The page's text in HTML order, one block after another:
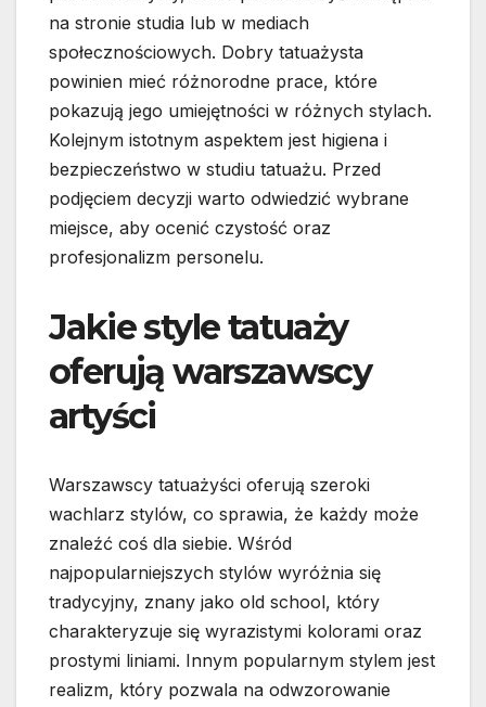
na stronie studia lub w mediach
społecznościowych. Dobry tatuażysta
powinien mieć różnorodne prace, które
pokazują jego umiejętności w różnych stylach.
Kolejnym istotnym aspektem jest higiena i
bezpieczeństwo w studiu tatuażu. Przed
podjęciem decyzji warto odwiedzić wybrane
miejsce, aby ocenić czystość oraz
profesjonalizm personelu.
Jakie style tatuaży
oferują warszawscy
artyści
Warszawscy tatuażyści oferują szeroki
wachlarz stylów, co sprawia, że każdy może
znaleźć coś dla siebie. Wśród
najpopularniejszych stylów wyróżnia się
tradycyjny, znany jako old school, który
charakteryzuje się wyrazistymi kolorami oraz
prostymi liniami. Innym popularnym stylem jest
realizm, który pozwala na odwzorowanie